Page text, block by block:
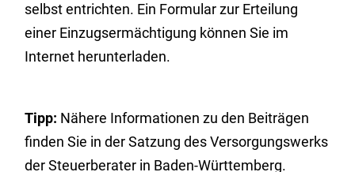
selbst entrichten. Ein Formular zur Erteilung
einer Einzugsermächtigung können Sie im
Internet herunterladen.
Tipp: Nähere Informationen zu den Beiträgen
finden Sie in der Satzung des Versorgungswerks
der Steuerberater in Baden-Württemberg.